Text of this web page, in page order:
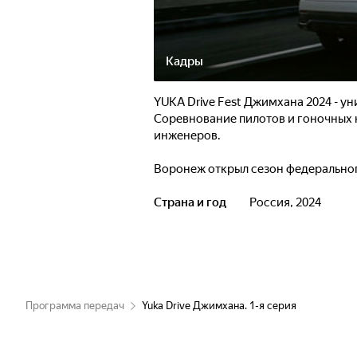
Кадры
YUKA Drive Fest Джимхана 2024 -
Соревнование пилотов и
инженеров.
Воронеж открыл сезон
мастерство, успешно прошли
"шестеркой".
Страна и год Россия, 2024
Программа передач Yuka Drive Джимхана. 1-я серия